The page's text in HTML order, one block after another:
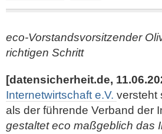
eco-Vorstandsvorsitzender
richtigen Schritt
[datensicherheit.de,
Internetwirtschaft e.V. versteht
als der führende Verband der
gestaltet eco maßgeblich das